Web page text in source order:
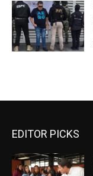
EDITOR PICKS